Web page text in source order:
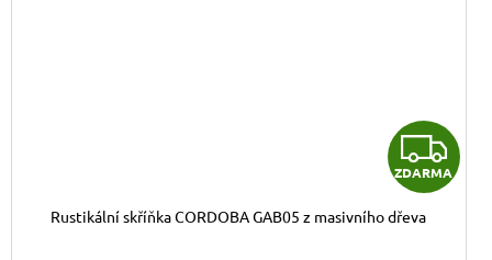
Z
D
ZDARMA
Rustikální skříňka CORDOBA GAB05 z masivního dřeva